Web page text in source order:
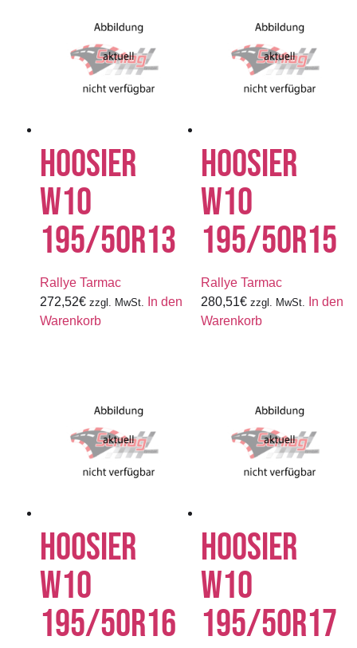
HOOSIER
W10
195/50R13
Rallye Tarmac
272,52€ zzgl. MwSt.
In den
Warenkorb
HOOSIER
W10
195/50R15
Rallye Tarmac
280,51€ zzgl. MwSt.
In den
Warenkorb
HOOSIER
W10
195/50R16
HOOSIER
W10
195/50R17